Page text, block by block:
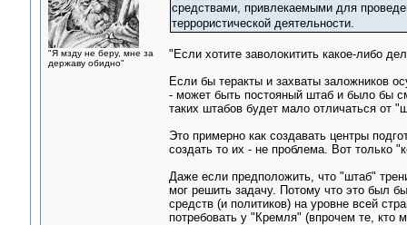
"Я мзду не беру, мне за
державу обидно"
средствами, привлекаемыми для
террористической деятельности.
"Если хотите заволокитить какое-либо
Если бы теракты и захваты заложников
- может быть постояный штаб и было бы
таких штабов будет мало отличаться от
Это примерно как создавать центры
создать то их - не проблема. Вот только
Даже если предположить, что "штаб"
мог решить задачу. Потому что это был
средств (и политиков) на уровне всей
потребовать у "Кремля" (впрочем те, кто